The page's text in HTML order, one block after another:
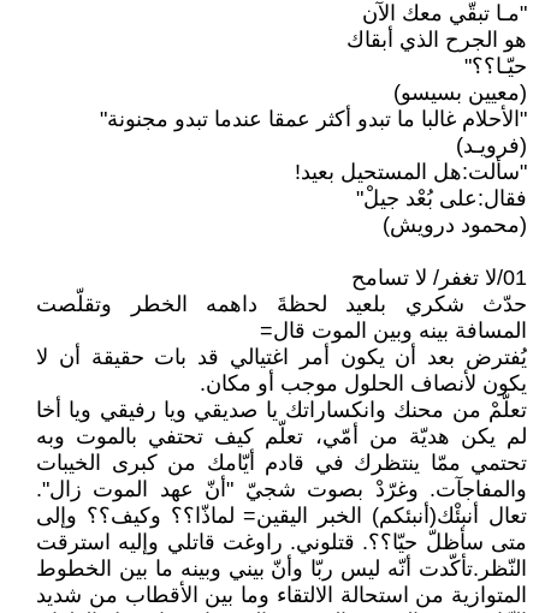
"مـا تبقّي معك الآن
هو الجرح الذي أبقاك
حيّـا؟؟"
(معيين بسيسو)
"الأحلام غالبا ما تبدو أكثر عمقا عندما تبدو مجنونة"
(فرويـد)
"سألت:هل المستحيل بعيد!
فقال:على بُعْد جيلْ"
(محمود درويش)
01/لا تغفر/ لا تسامح
حدّث شكري بلعيد لحظةَ داهمه الخطر وتقلّصت
المسافة بينه وبين الموت قال=
يُفترض بعد أن يكون أمر اغتيالي قد بات حقيقة أن لا
يكون لأنصاف الحلول موجب أو مكان.
تعلّمْ من محنك وانكساراتك يا صديقي ويا رفيقي ويا أخا
لم يكن هديّة من أمّي، تعلّم كيف تحتفي بالموت وبه
تحتمي ممّا ينتظرك في قادم أيّامك من كبرى الخيبات
والمفاجآت. وغرّدْ بصوت شجيّ "أنّ عهد الموت زال".
تعال أنبئْك(أنبئكم) الخبر اليقين= لماذّا؟؟ وكيف؟؟ وإلى
متى سأظلّ حيّا؟؟. قتلوني. راوغت قاتلي وإليه استرقت
النّظر.تأكّدت أنّه ليس ربّا وأنّ بيني وبينه ما بين الخطوط
المتوازية من استحالة الالتقاء وما بين الأقطاب من شديد